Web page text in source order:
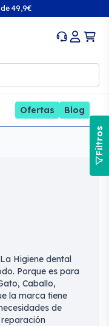
49,9€
Ofertas Blog
Higiene dental
Porque es para
Caballo,
la marca tiene
de
Filtros